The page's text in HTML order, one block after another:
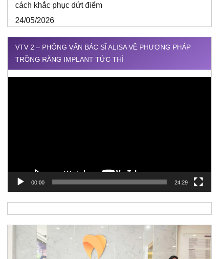
cách khắc phục dứt điểm
24/05/2026
VTV 2 – PHỎNG VẤN BÁC SĨ ALISA VỀ PHƯƠNG PHÁP
TRỒNG RĂNG IMPLANT TỨC THÌ
00:00 24:29